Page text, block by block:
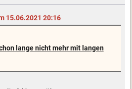
15.06.2021 20:16
lange nicht mehr mit langen